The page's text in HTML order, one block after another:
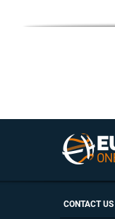
CONTACT US